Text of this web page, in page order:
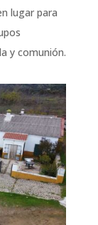
lugar para
y comunión.